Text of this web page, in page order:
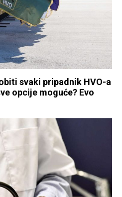
svaki pripadnik HVO-a
opcije moguće? Evo